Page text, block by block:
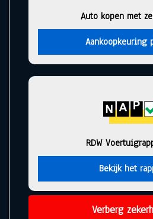
Auto kopen met
Aankoopkeuring
RDW
Bekijk het
Verberg